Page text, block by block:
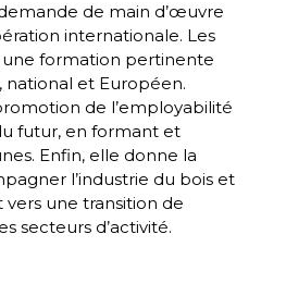
de main d’œuvre
internationale. Les
formation pertinente
national et Européen.
de l’employabilité
futur, en formant et
Enfin, elle donne la
l’industrie du bois et
une transition de
secteurs d’activité.